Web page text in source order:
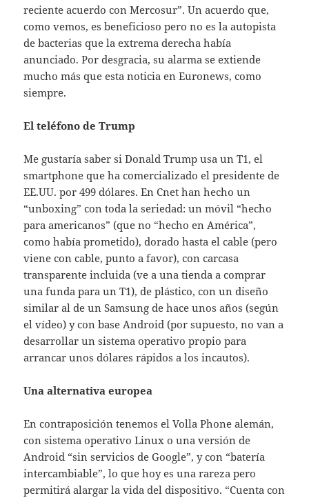
reciente acuerdo con Mercosur”. Un acuerdo que,
como vemos, es beneficioso pero no es la autopista
de bacterias que la extrema derecha había
anunciado. Por desgracia, su alarma se extiende
mucho más que esta noticia en Euronews, como
siempre.
El teléfono de Trump
Me gustaría saber si Donald Trump usa un T1, el
smartphone que ha comercializado el presidente de
EE.UU. por 499 dólares. En Cnet han hecho un
“unboxing” con toda la seriedad: un móvil “hecho
para americanos” (que no “hecho en América”,
como había prometido), dorado hasta el cable (pero
viene con cable, punto a favor), con carcasa
transparente incluida (ve a una tienda a comprar
una funda para un T1), de plástico, con un diseño
similar al de un Samsung de hace unos años (según
el vídeo) y con base Android (por supuesto, no van a
desarrollar un sistema operativo propio para
arrancar unos dólares rápidos a los incautos).
Una alternativa europea
En contraposición tenemos el Volla Phone alemán,
con sistema operativo Linux o una versión de
Android “sin servicios de Google”, y con “batería
intercambiable”, lo que hoy es una rareza pero
permitirá alargar la vida del dispositivo. “Cuenta con